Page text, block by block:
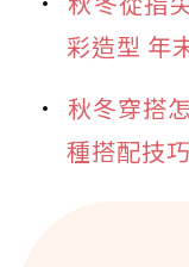
彩造型 年
秋冬穿搭
種搭配技